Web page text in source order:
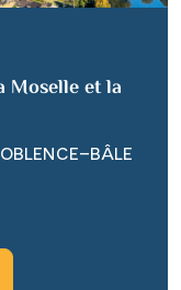
Moselle et la